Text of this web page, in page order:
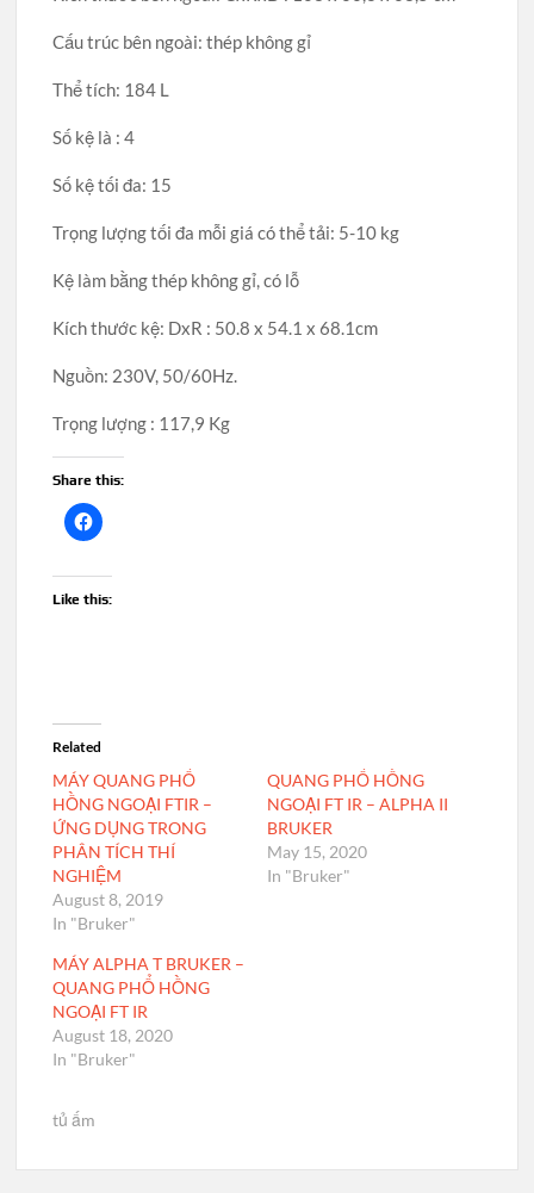
Cấu trúc bên ngoài: thép không gỉ
Thể tích: 184 L
Số kệ là : 4
Số kệ tối đa: 15
Trọng lượng tối đa mỗi giá có thể tải: 5-10 kg
Kệ làm bằng thép không gỉ, có lỗ
Kích thước kệ: DxR : 50.8 x 54.1 x 68.1cm
Nguồn: 230V, 50/60Hz.
Trọng lượng : 117,9 Kg
Share this:
Like this:
Related
MÁY QUANG PHỔ
HỒNG NGOẠI FTIR –
ỨNG DỤNG TRONG
PHÂN TÍCH THÍ
NGHIỆM
August 8, 2019
In "Bruker"
QUANG PHỔ HỒNG
NGOẠI FT IR – ALPHA II
BRUKER
May 15, 2020
In "Bruker"
MÁY ALPHA T BRUKER –
QUANG PHỔ HỒNG
NGOẠI FT IR
August 18, 2020
In "Bruker"
tủ ấm